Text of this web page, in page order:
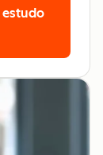
estudo